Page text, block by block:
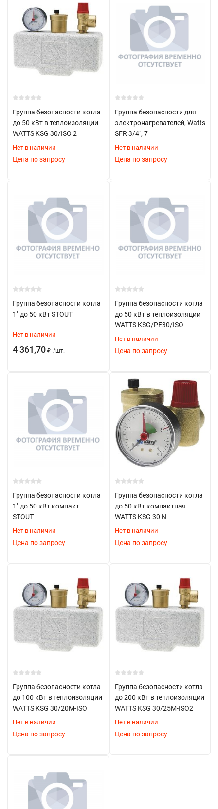
Partez.ruВам помогут подобрать группу безопасности,
учитывая все ваши пожелания .
Для консультации и заказа звоните
прямо сейчас или
оставляйте заявку на сайте.
Группа безопасности котла
до 50 кВт в теплоизоляции
WATTS KSG 30/ISO 2
Нет в наличии
Цена по запросу
Группа безопасности для
электронагревателей, Watts
SFR 3/4", 7
Нет в наличии
Цена по запросу
Группа безопасности котла
1" до 50 кВт STOUT
Нет в наличии
4 361,70 ₽ /шт.
Группа безопасности котла
до 50 кВт в теплоизоляции
WATTS KSG/PF30/ISO
Нет в наличии
Цена по запросу
Группа безопасности котла
1" до 50 кВт компакт.
STOUT
Нет в наличии
Цена по запросу
Группа безопасности котла
до 50 кВт компактная
WATTS KSG 30 N
Нет в наличии
Цена по запросу
Группа безопасности котла
до 100 кВт в теплоизоляции
WATTS KSG 30/20M-ISO
Нет в наличии
Цена по запросу
Группа безопасности котла
до 200 кВт в теплоизоляции
WATTS KSG 30/25M-ISO2
Нет в наличии
Цена по запросу